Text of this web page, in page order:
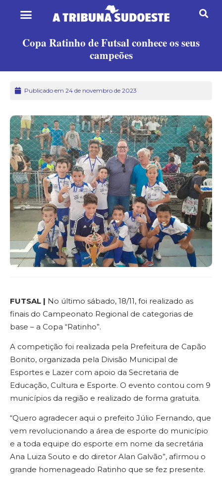
Copa Ratinho de Futsal conhece os seus
campeões
Publicado em 24 de novembro de 2023
FUTSAL | No último sábado, 18/11, foi realizado as
finais do Campeonato Regional de categorias de
base – a Copa “Ratinho”.
A competição foi realizada pela Prefeitura de Capão
Bonito, organizada pela Divisão Municipal de
Esportes e Lazer com apoio da Secretaria de
Educação, Cultura e Esporte. O evento contou com 9
municípios da região e realizado de forma gratuita.
“Quero agradecer aqui o prefeito Júlio Fernando, que
vem revolucionando a área de esporte do município
e a toda equipe do esporte em nome da secretária
Ana Luiza Souto e do diretor Alan Galvão”, afirmou o
grande homenageado Ratinho que se fez presente.